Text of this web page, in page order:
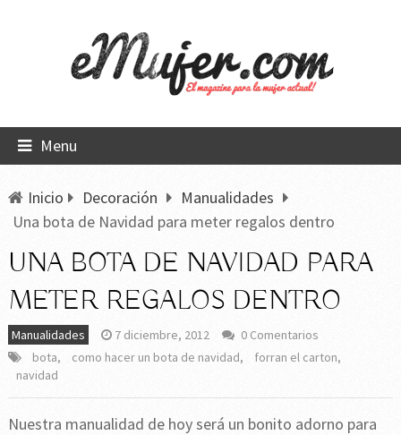
Menu
Inicio Decoración
Manualidades
Una bota de Navidad para meter regalos dentro
UNA BOTA DE NAVIDAD PARA
METER REGALOS DENTRO
Manualidades 7 diciembre, 2012
0 Comentarios
bota, como hacer un bota de navidad, forran el carton,
navidad
Nuestra manualidad de hoy será un bonito adorno para